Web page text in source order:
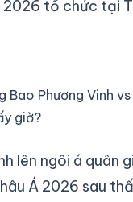
tổ chức tại
Bao Phương Vinh
giờ?
lên ngôi á quân
Á 2026 sau